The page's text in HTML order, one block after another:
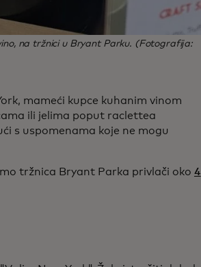
na tržnici u Bryant Parku. (Fotografija:
mameći kupce kuhanim vinom
ili jelima poput raclettea
s uspomenama koje ne mogu
tržnica Bryant Parka privlači oko 4